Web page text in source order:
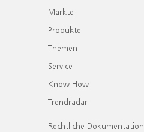
Märkte
Produkte
Themen
Service
Know How
Trendradar
Rechtliche Dokumentation